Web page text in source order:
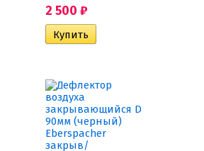
2 500 ₽